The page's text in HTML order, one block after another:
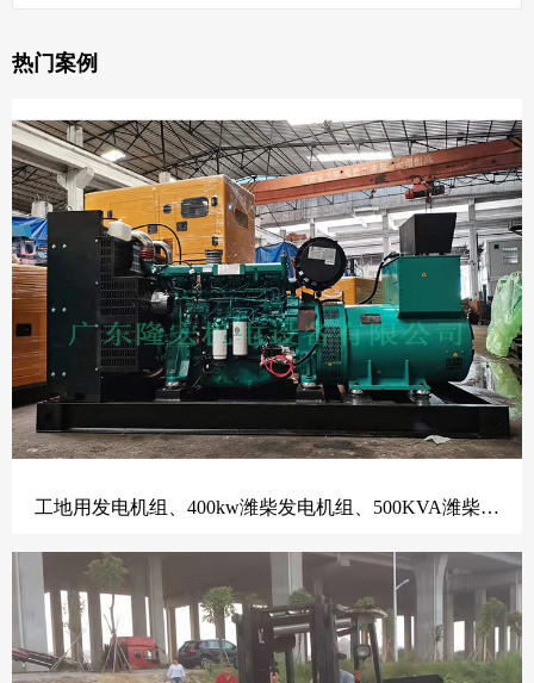
热门案例
工地用发电机组、400kw潍柴发电机组、500KVA潍柴动力柴油发电机组